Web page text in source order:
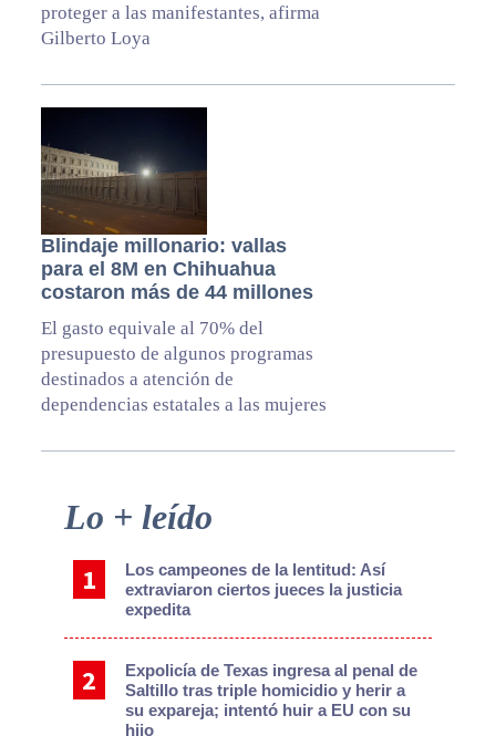
proteger a las manifestantes, afirma
Gilberto Loya
Blindaje millonario: vallas
para el 8M en Chihuahua
costaron más de 44 millones
El gasto equivale al 70% del
presupuesto de algunos programas
destinados a atención de
dependencias estatales a las mujeres
Primary
Sidebar
Lo + leído
Los campeones de la lentitud: Así
extraviaron ciertos jueces la justicia
expedita
Expolicía de Texas ingresa al penal de
Saltillo tras triple homicidio y herir a
su expareja; intentó huir a EU con su
hijo